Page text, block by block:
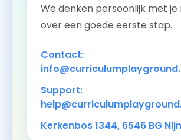
We denken persoonlijk met je
over een goede eerste stap.
Contact:
Support:
Kerkenbos 1344, 6546 BG